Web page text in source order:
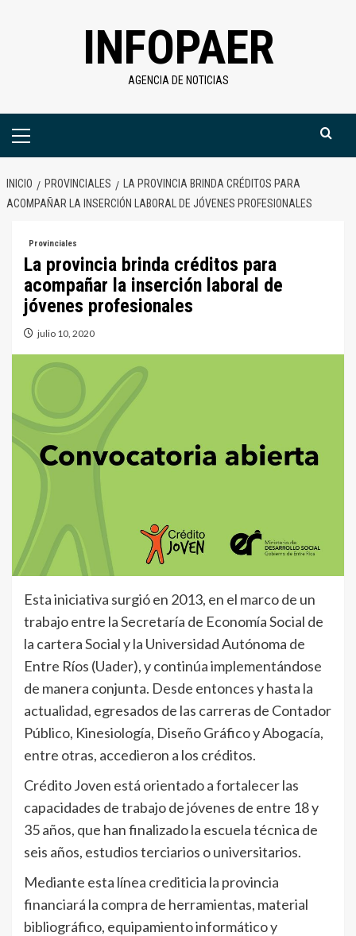
INFOPAER
AGENCIA DE NOTICIAS
Menú
INICIO PROVINCIALES
LA PROVINCIA BRINDA CRÉDITOS PARA
ACOMPAÑAR LA INSERCIÓN LABORAL DE JÓVENES PROFESIONALES
Provinciales
La provincia brinda créditos para
acompañar la inserción laboral de
jóvenes profesionales
julio 10, 2020
Esta iniciativa surgió en 2013, en el marco de un
trabajo entre la Secretaría de Economía Social de
la cartera Social y la Universidad Autónoma de
Entre Ríos (Uader), y continúa implementándose
de manera conjunta. Desde entonces y hasta la
actualidad, egresados de las carreras de Contador
Público, Kinesiología, Diseño Gráfico y Abogacía,
entre otras, accedieron a los créditos.
Crédito Joven está orientado a fortalecer las
capacidades de trabajo de jóvenes de entre 18 y
35 años, que han finalizado la escuela técnica de
seis años, estudios terciarios o universitarios.
Mediante esta línea crediticia la provincia
financiará la compra de herramientas, material
bibliográfico, equipamiento informático y